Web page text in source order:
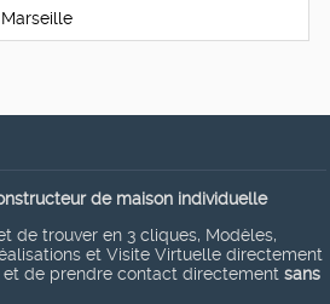
de maison individuelle
de trouver en 3 cliques, Modèles,
et Visite Virtuelle directement
de prendre contact directement sans